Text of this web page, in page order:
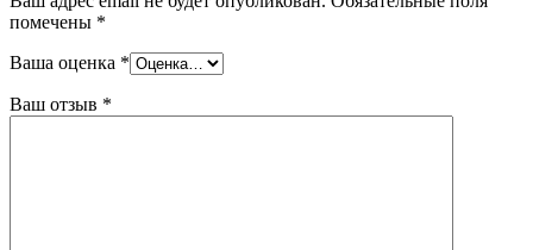
помечены *
Ваша оценка *
Ваш отзыв *